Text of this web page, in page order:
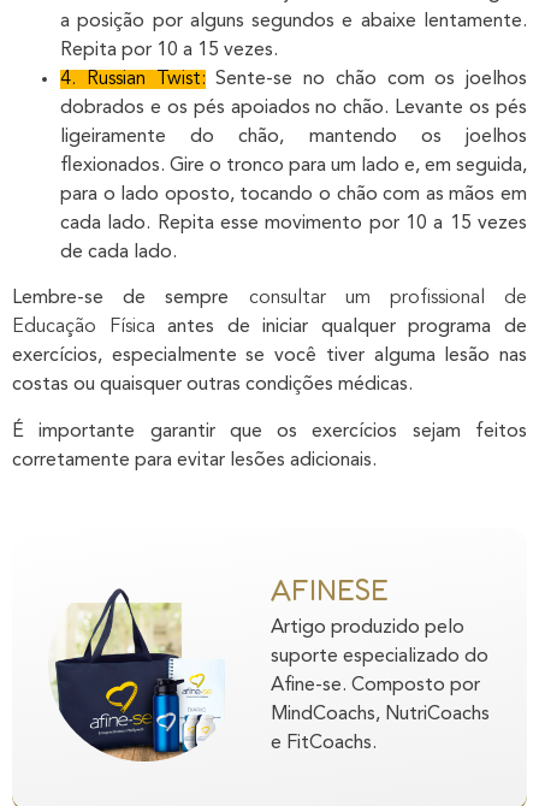
a posição por alguns segundos e abaixe lentamente.
Repita por 10 a 15 vezes.
4. Russian Twist: Sente-se no chão com os joelhos
dobrados e os pés apoiados no chão. Levante os pés
ligeiramente do chão, mantendo os joelhos
flexionados. Gire o tronco para um lado e, em seguida,
para o lado oposto, tocando o chão com as mãos em
cada lado. Repita esse movimento por 10 a 15 vezes
de cada lado.
Lembre-se de sempre consultar um profissional de
Educação Física antes de iniciar qualquer programa de
exercícios, especialmente se você tiver alguma lesão nas
costas ou quaisquer outras condições médicas.
É importante garantir que os exercícios sejam feitos
corretamente para evitar lesões adicionais.
AFINESE
Artigo produzido pelo
suporte especializado do
Afine-se. Composto por
MindCoachs, NutriCoachs
e FitCoachs.